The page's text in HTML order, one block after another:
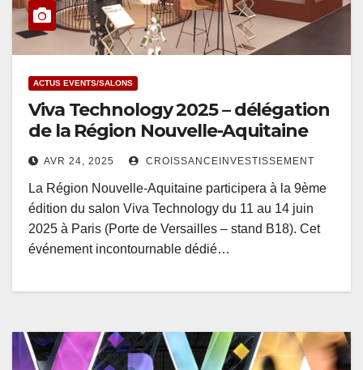
ACTUS EVENTS/SALONS
Viva Technology 2025 – délégation
de la Région Nouvelle-Aquitaine
AVR 24, 2025 CROISSANCEINVESTISSEMENT
La Région Nouvelle-Aquitaine participera à la 9ème
édition du salon Viva Technology du 11 au 14 juin
2025 à Paris (Porte de Versailles – stand B18). Cet
événement incontournable dédié…